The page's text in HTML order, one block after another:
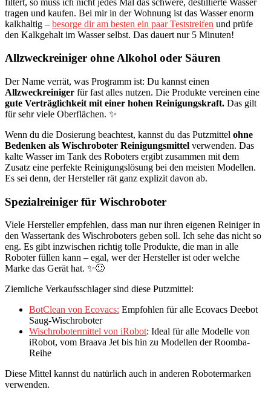
tragen und kaufen. Bei mir in der Wohnung ist das Wasser enorm
kalkhaltig – besorge dir am besten ein paar Teststreifen und prüfe
den Kalkgehalt im Wasser selbst. Das dauert nur 5 Minuten!
Allzweckreiniger ohne Alkohol oder Säuren
Der Name verrät, was Programm ist: Du kannst einen
Allzweckreiniger für fast alles nutzen. Die Produkte vereinen eine
gute Verträglichkeit mit einer hohen Reinigungskraft. Das gilt
für sehr viele Oberflächen. ✨
Wenn du die Dosierung beachtest, kannst du das Putzmittel ohne
Bedenken als Wischroboter Reinigungsmittel verwenden. Das
kalte Wasser im Tank des Roboters ergibt zusammen mit dem
Zusatz eine perfekte Reinigungslösung bei den meisten Modellen.
Es sei denn, der Hersteller rät ganz explizit davon ab.
Spezialreiniger für Wischroboter
Viele Hersteller empfehlen, dass man nur ihren eigenen Reiniger in
den Wassertank des Wischroboters geben soll. Ich sehe das nicht so
eng. Es gibt inzwischen richtig tolle Produkte, die man in alle
Roboter füllen kann – egal, wer der Hersteller ist oder welche
Marke das Gerät hat. ✨🙂
Ziemliche Verkaufsschlager sind diese Putzmittel:
BotClean von Ecovacs: Empfohlen für alle Ecovacs Deebot
Saug-Wischroboter
Wischrobotermittel von iRobot: Ideal für alle Modelle von
iRobot, vom Braava Jet bis hin zu Modellen der Roomba-
Reihe
Diese Mittel kannst du natürlich auch in anderen Robotermarken
verwenden.